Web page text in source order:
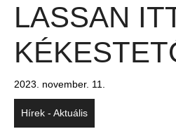
LASSAN
2023. november. 11.
Hírek - Aktuális